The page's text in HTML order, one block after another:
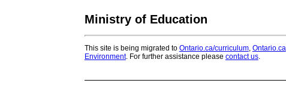
Ministry of Education
This site is being migrated to Ontario.ca/curriculum, Ontario.ca
Environment. For further assistance please contact us.